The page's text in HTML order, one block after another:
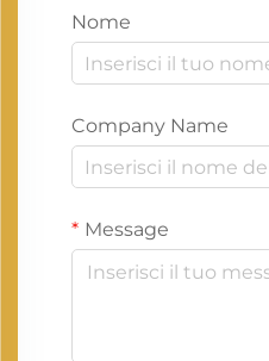
Nome
Company Name
Message